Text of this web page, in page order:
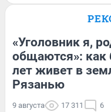
«Уголовник я,
общаются»: как
лет живет в
Рязанью
9 августа 17 311 6